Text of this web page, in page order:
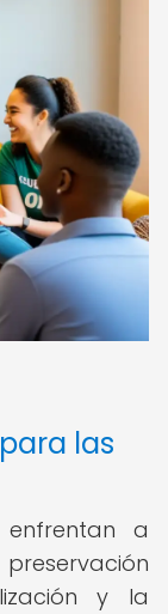
las
enfrentan a
y la